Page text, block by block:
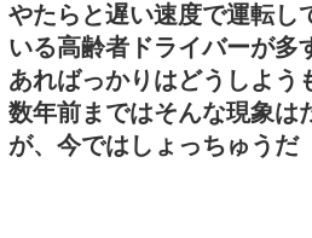
やたらと遅い速度で運転し
いる高齢者ドライバーが多
あればっかりはどうしよう
数年前まではそんな現象は
が、今ではしょっちゅうだ